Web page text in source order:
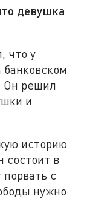
девушка
что у
Он решил
и
историю
состоит в
с
нужно